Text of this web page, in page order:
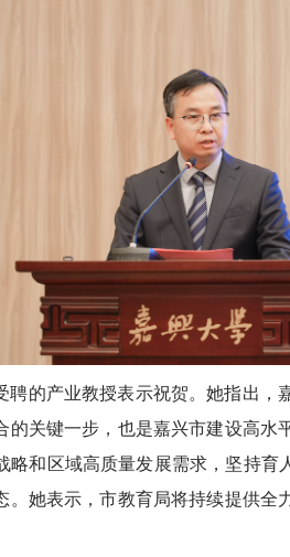
聘的产业教授表示祝贺。她指出
的关键一步，也是嘉兴市建设高
略和区域高质量发展需求，坚持育
。她表示，市教育局将持续提供